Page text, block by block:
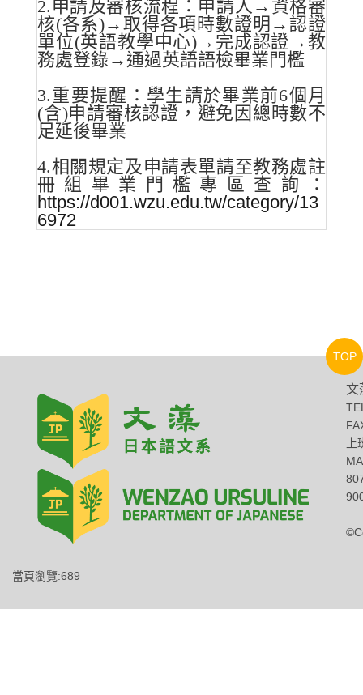
2.申請及審核流程：申請人→資格審
核(各系)→取得各項時數證明→認證
單位(英語教學中心)→完成認證→教
務處登錄→通過英語語檢畢業門檻
3.重要提醒：學生請於畢業前6個月
(含)申請審核認證，避免因總時數不
足延後畢業
4.相關規定及申請表單請至教務處註
冊組畢業門檻專區查詢：
https://d001.wzu.edu.tw/category/13
6972
文
當頁瀏覽:689
TOP